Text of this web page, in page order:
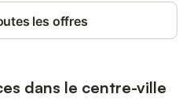
les offres
dans le centre-ville